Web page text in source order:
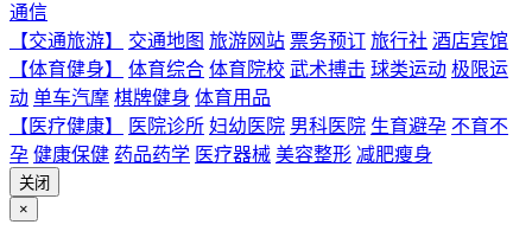
通信
【交通旅游】
交通地图 旅游网站 票务预订 旅行社 酒店宾馆
【体育健身】
体育综合 体育院校 武术搏击 球类运动 极限运
动 单车汽摩 棋牌健身 体育用品
【医疗健康】
医院诊所 妇幼医院 男科医院 生育避孕 不育不
孕 健康保健 药品药学 医疗器械 美容整形 减肥瘦身
关闭
×